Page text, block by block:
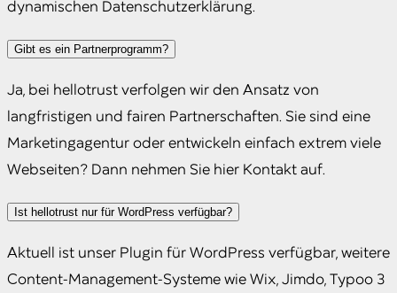
dynamischen Datenschutzerklärung.
Gibt es ein Partnerprogramm?
Ja, bei hellotrust verfolgen wir den Ansatz von
langfristigen und fairen Partnerschaften. Sie sind eine
Marketingagentur oder entwickeln einfach extrem viele
Webseiten? Dann nehmen Sie hier Kontakt auf.
Ist hellotrust nur für WordPress verfügbar?
Aktuell ist unser Plugin für WordPress verfügbar, weitere
Content-Management-Systeme wie Wix, Jimdo, Typoo 3